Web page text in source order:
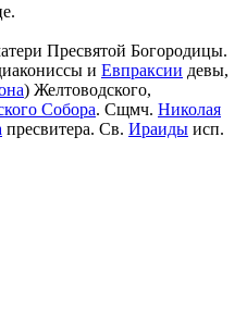
Пресвятой Богородицы.
и Евпраксии девы,
) Желтоводского,
Собора. Сщмч. Николая
пресвитера. Св. Ираиды исп.